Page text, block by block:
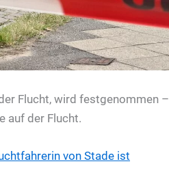
Flucht, wird festgenommen –
auf der Flucht.
von Stade ist